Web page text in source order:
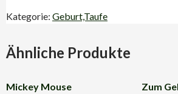
Kategorie: Geburt,Taufe
Ähnliche Produkte
Mickey Mouse Zum